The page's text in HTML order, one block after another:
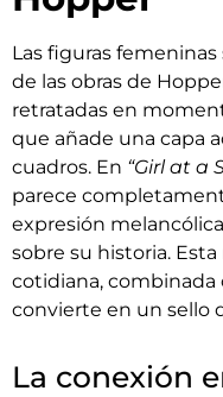
Las figuras
de las obras de
retratadas en
que añade una capa
cuadros. En “Girl at a
parece
expresión
sobre su historia.
cotidiana, combinada
convierte en un sello
La conexión